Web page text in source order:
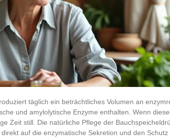
täglich ein beträchtliches Volumen an
und amylolytische Enzyme enthalten. Wenn
Zeit still. Die natürliche Pflege der
auf die enzymatische Sekretion und den Schutz